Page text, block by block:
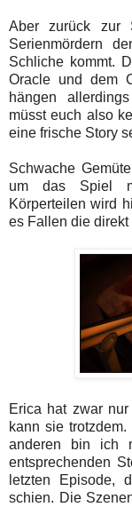
Aber zurück zur
Serienmördern
Schliche kommt.
Oracle und dem
hängen
müsst euch also
eine frische Story
Schwache
um das Spiel
Körperteilen wird
es Fallen die
Erica hat zwar
kann sie
anderen bin ich
entsprechenden
letzten Episode,
schien. Die